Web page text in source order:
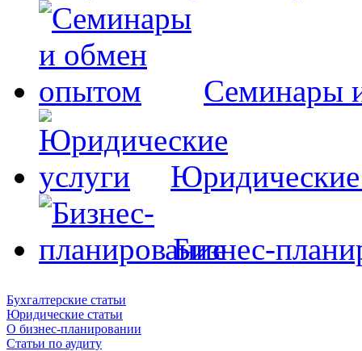
Семинары
Юридические
Бизнес-
Бухгалтерские статьи
Юридические статьи
О бизнес-планировании
Статьи по аудиту